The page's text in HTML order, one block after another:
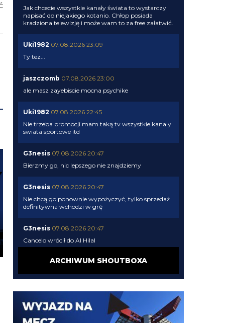
Jak chcecie wszystkie kanały świata to wystarczy
napisać do niejakiego kotanio. Chłop posiada
kradziona telewizję i może wam to za free załatwić.
Uki1982 07.08.2026 23:09
Ty tez...
jaszczomb 07.08.2026 23:00
ale masz zayebiscie mocna psychike
Uki1982 07.08.2026 22:45
Nie trzeba promocji mam taką tv wszystkie kanaly
swiata sportowe itd
G3nesis 07.08.2026 20:47
Bierzmy go, nic lepszego nie znajdziemy
G3nesis 07.08.2026 20:47
Nie chcą go ponownie wypożyczyć, tylko sprzedaż
definitywna wchodzi w grę
G3nesis 07.08.2026 20:47
Cancelo wrócił do Al Hilal
Nerazzurro90 07.08.2026 19:42
Botmon publicznie czci zmarlego bandyte
piscitelliego brak slow obraz nedzy i rozpaczy
G3nesis 07.08.2026 19:15
Jak tam Adriano, co słychać
ARCHIWUM SHOUTBOXA